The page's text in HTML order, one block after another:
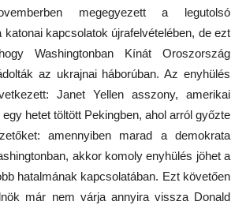
megegyezett a legutolsó
kapcsolatok újrafelvételében, de ezt
Washingtonban Kínát Oroszország
az ukrajnai háborúban. Az enyhülés
Janet Yellen asszony, amerikai
hetet töltött Pekingben, ahol arról győzte
amennyiben marad a demokrata
akkor komoly enyhülés jöhet a
hatalmának kapcsolatában. Ezt követően
már nem várja annyira vissza Donald